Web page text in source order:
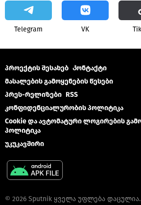
Telegram VK
პროექტის შესახებ Კონტაქტი
მასალების გამოყენების წესები
პრეს-რელიზები RSS
კონფიდენციალურობის პოლიტიკა
Cookie და ავტომატური ლოგირების
პოლიტიკა
უკუკავშირი
© 2026 Sputnik ყველა უფლება დაცულია.